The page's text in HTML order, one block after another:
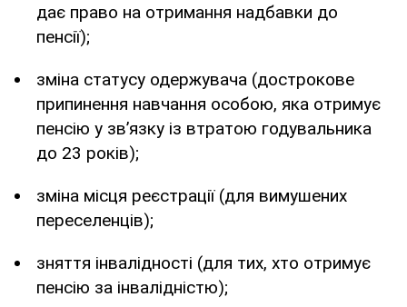
дає право на отримання надбавки до
пенсії);
зміна статусу одержувача (дострокове
припинення навчання особою, яка отримує
пенсію у зв’язку із втратою годувальника
до 23 років);
зміна місця реєстрації (для вимушених
переселенців);
зняття інвалідності (для тих, хто отримує
пенсію за інвалідністю);